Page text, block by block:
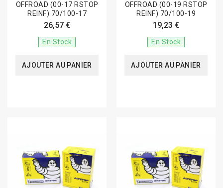
OFFROAD (00-17 RSTOP
REINF) 70/100-17
26,57 €
En Stock
AJOUTER AU PANIER
OFFROAD (00-19 RSTOP
REINF) 70/100-19
19,23 €
En Stock
AJOUTER AU PANIER